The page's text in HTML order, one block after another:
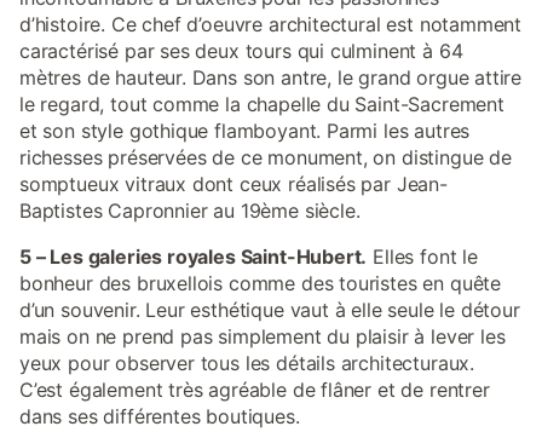
d’histoire. Ce chef d’oeuvre architectural est notamment
caractérisé par ses deux tours qui culminent à 64
mètres de hauteur. Dans son antre, le grand orgue attire
le regard, tout comme la chapelle du Saint-Sacrement
et son style gothique flamboyant. Parmi les autres
richesses préservées de ce monument, on distingue de
somptueux vitraux dont ceux réalisés par Jean-
Baptistes Capronnier au 19ème siècle.
5 – Les galeries royales Saint-Hubert. Elles font le
bonheur des bruxellois comme des touristes en quête
d’un souvenir. Leur esthétique vaut à elle seule le détour
mais on ne prend pas simplement du plaisir à lever les
yeux pour observer tous les détails architecturaux.
C’est également très agréable de flâner et de rentrer
dans ses différentes boutiques.